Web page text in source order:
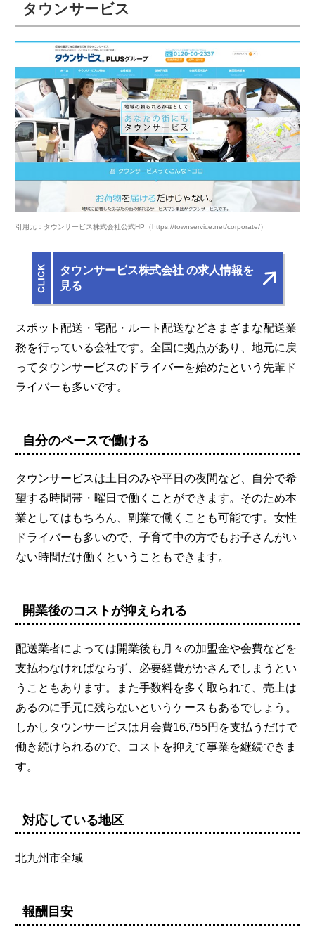
タウンサービス
引用元：タウンサービス株式会社公式HP（https://townservice.net/corporate/）
タウンサービス株式会社 の求人情報を
見る
スポット配送・宅配・ルート配送などさまざまな配送業
務を行っている会社です。全国に拠点があり、地元に戻
ってタウンサービスのドライバーを始めたという先輩ド
ライバーも多いです。
自分のペースで働ける
タウンサービスは土日のみや平日の夜間など、自分で希
望する時間帯・曜日で働くことができます。そのため本
業としてはもちろん、副業で働くことも可能です。女性
ドライバーも多いので、子育て中の方でもお子さんがい
ない時間だけ働くということもできます。
開業後のコストが抑えられる
配送業者によっては開業後も月々の加盟金や会費などを
支払わなければならず、必要経費がかさんでしまうとい
うこともあります。また手数料を多く取られて、売上は
あるのに手元に残らないというケースもあるでしょう。
しかしタウンサービスは月会費16,755円を支払うだけで
働き続けられるので、コストを抑えて事業を継続できま
す。
対応している地区
北九州市全域
報酬目安